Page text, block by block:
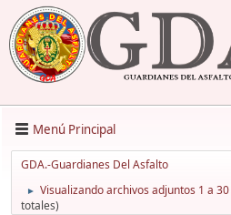
Menú Principal
GDA.-Guardianes Del Asfalto
► Visualizando archivos adjuntos 1 a 30
totales)